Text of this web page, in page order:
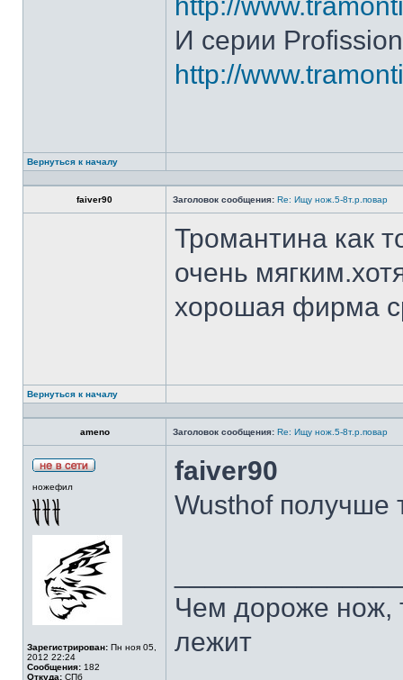
И серии
http://
Вернуться к началу
faiver90 Заголовок сообщения: Re: Ищу нож.5-8т.р.повар
Тромантина как
очень
хорошая фирма
Вернуться к началу
ameno Заголовок сообщения: Re: Ищу нож.5-8т.р.повар
ножефил
Зарегистрирован: Пн ноя 05,
2012 22:24
Сообщения: 182
Откуда: СПб
faiver90
Wusthof получше
Чем дороже нож,
лежит